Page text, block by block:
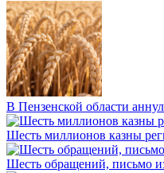
В Пензенской области
Шесть миллионов казны
Шесть обращений, письмо